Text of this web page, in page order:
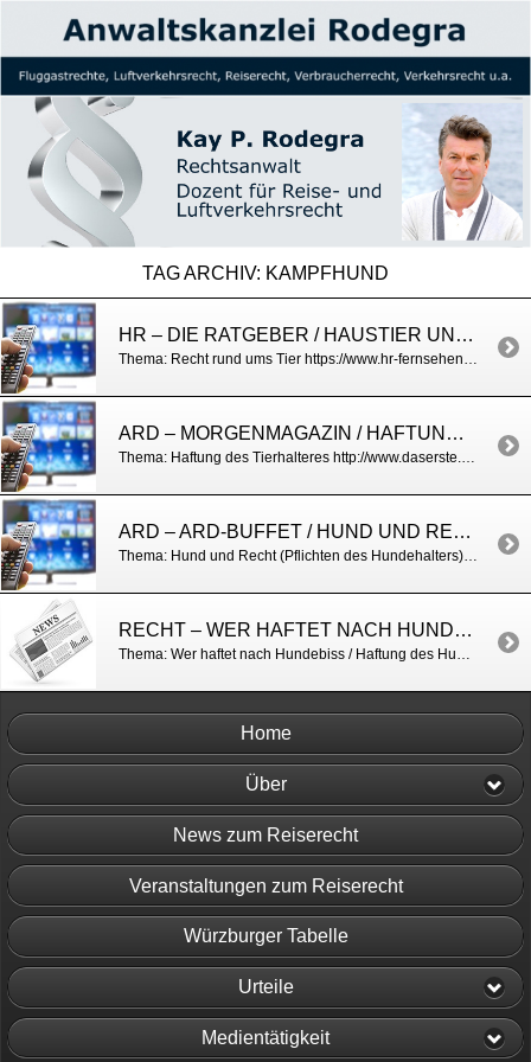
TAG ARCHIV: KAMPFHUND
HR – DIE RATGEBER / HAUSTIER UND RECHT
Thema: Recht rund ums Tier https://www.hr-fernsehen.de/sendungen-a-z/die-ratgeber/sendungen/die-ratgeber–coronavirus-in-hessen-was-tun-wenn-schulen-und-kindergaerten-dicht-sind,sendung-83154.html
ARD – MORGENMAGAZIN / HAFTUNG BEI HAUSTIEREN
Thema: Haftung des Tierhalteres http://www.daserste.de/information/politik-weltgeschehen/morgenmagazin/videos/service-haustiere-100.html
ARD – ARD-BUFFET / HUND UND RECHT
Thema: Hund und Recht (Pflichten des Hundehalters) http://www.swr.de/buffet/leben/was-ist-erlaubt-was-nicht-hund-recht/-/id=257304/did=17963786/nid=257304/6yafsz/index.html
RECHT – WER HAFTET NACH HUNDEBISS /MAINPOST
Thema: Wer haftet nach Hundebiss / Haftung des Hundehalters http://www.mainpost.de/regional/franken/Wer-einen-Hund-ohne-Gefahr-verletzt-begeht-eine-Straftat;art1727,7890998
Home
Über
News zum Reiserecht
Veranstaltungen zum Reiserecht
Würzburger Tabelle
Urteile
Medientätigkeit